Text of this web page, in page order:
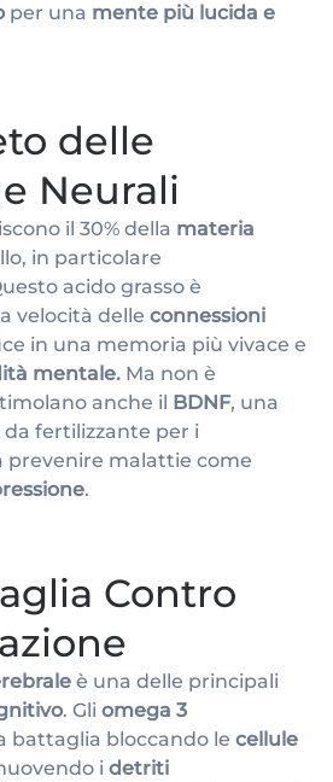
per una mente più lucida e
delle
Neurali
il 30% della materia
in particolare
acido grasso è
velocità delle connessioni
in una memoria più vivace e
mentale. Ma non è
anche il
BDNF, una
fertilizzante per i
prevenire malattie come
.
Contro
è una delle principali
. Gli omega 3
battaglia bloccando le cellule
i detriti